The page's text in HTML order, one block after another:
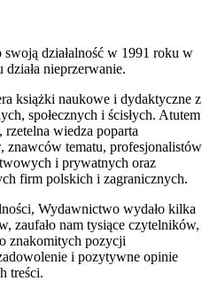
działalność w 1991 roku w
działa nieprzerwanie.
książki naukowe i dydaktyczne z
społecznych i ścisłych. Atutem
wiedza poparta
znawców tematu, profesjonalistów
i prywatnych oraz
firm polskich i zagranicznych.
Wydawnictwo wydało kilka
zaufało nam tysiące czytelników,
znakomitych pozycji
i pozytywne opinie
treści.